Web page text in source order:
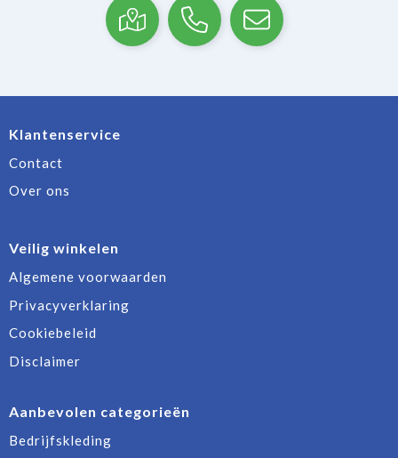
Klantenservice
Contact
Over ons
Veilig winkelen
Algemene voorwaarden
Privacyverklaring
Cookiebeleid
Disclaimer
Aanbevolen categorieën
Bedrijfskleding